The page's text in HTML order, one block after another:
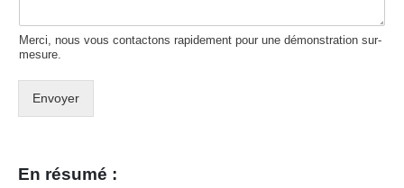
Merci, nous vous contactons rapidement pour une démonstration sur-
mesure.
Envoyer
En résumé :